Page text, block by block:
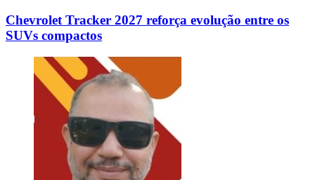
Chevrolet Tracker 2027 reforça evolução entre os
SUVs compactos